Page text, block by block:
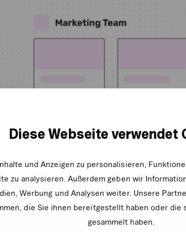
Diese Webseite verwendet
und Anzeigen zu personalisieren,
zu analysieren. Außerdem geben wir
Werbung und Analysen weiter. Unsere
die Sie ihnen bereitgestellt haben oder die
gesammelt haben.